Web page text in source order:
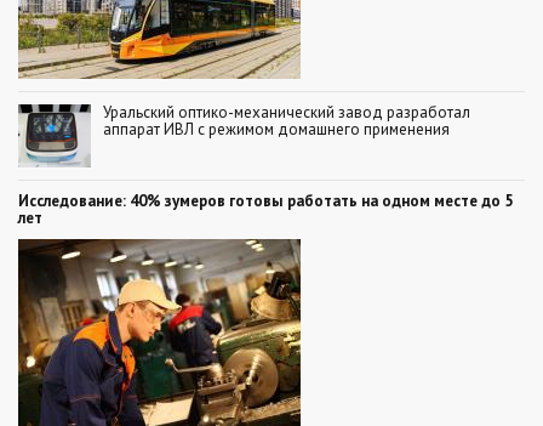
Уральский оптико-механический завод разработал
аппарат ИВЛ с режимом домашнего применения
Исследование: 40% зумеров готовы работать на одном месте до 5
лет